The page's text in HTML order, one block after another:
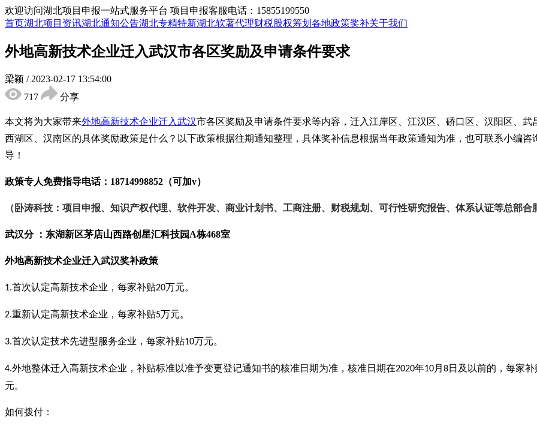
欢迎访问湖北项目申报一站式服务平台 项目申报客服电话：15855199550
首页湖北项目资讯湖北通知公告湖北专精特新湖北软著代理财税股权筹划 各地政策奖补关于我们
外地高新技术企业迁入武汉市各区奖励及申请条件要求
梁颖 / 2023-02-17 13:54:00
717
分享
本文将为大家带来外地高新技术企业迁入武汉市各区奖励及申请条件要求等内容， 迁入江岸区、江汉区、硚口区、汉阳区、
西湖区、汉南区的具体奖励政策是什么？以下政策根据往期通知整理，具体奖补信息根据当年政策通知为准，也可联系小编咨
导！
政策专人免费指导电话： 18714998852（可加v）
（卧涛科技：项目申报、知识产权代理、软件开发、商业计划书、工商注册、财税规划、可行性研究报告、体系认证等总部
武汉分 ：东湖新区茅店山西路创星汇科技园 A栋468室
外地高新技术企业迁入武汉奖补政策
1.首次认定高新技术企业，每家补贴20万元。
2.重新认定高新技术企业，每家补贴5万元。
3.首次认定技术先进型服务企业，每家补贴10万元。
4.外地整体迁入高新技术企业，补贴标准以准予变更登记通知书的核准日期为准，核准日期在2020年10月 8日及以前的，每家补
元。
如何拨付：